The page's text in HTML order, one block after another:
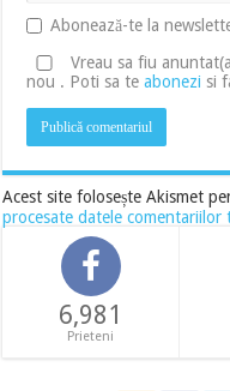
Abonează-te la
Vreau sa fiu
nou . Poti sa teabonezi si
Acest site folosește Akismet
procesate datele comentariilor
6,981
Prieteni